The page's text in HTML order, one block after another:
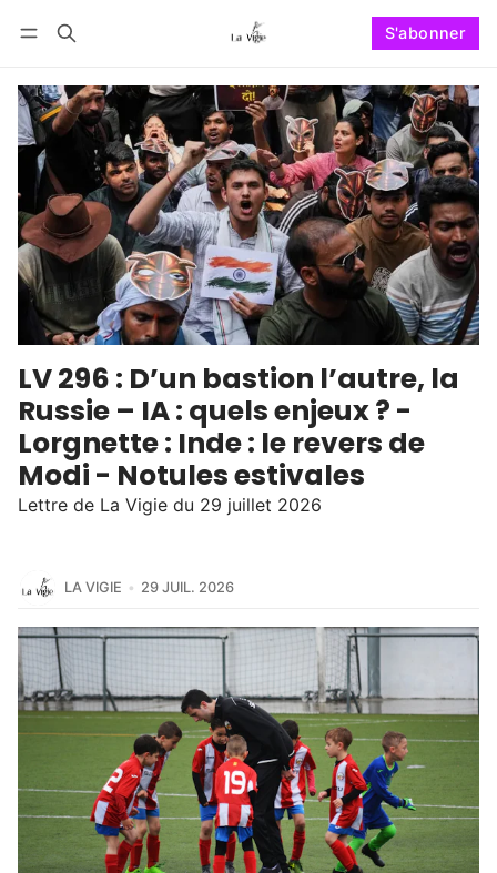
S'abonner
LV 296 : D’un bastion l’autre, la
Russie – IA : quels enjeux ? -
Lorgnette : Inde : le revers de
Modi - Notules estivales
Lettre de La Vigie du 29 juillet 2026
LA VIGIE 29 JUIL. 2026